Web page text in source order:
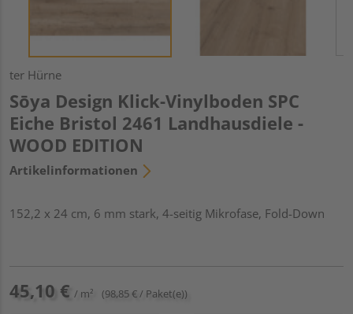
ter Hürne
Sōya Design Klick-Vinylboden SPC
Eiche Bristol 2461 Landhausdiele -
WOOD EDITION
Artikelinformationen
152,2 x 24 cm, 6 mm stark, 4-seitig Mikrofase, Fold-Down
45,10 € / m² (98,85 € / Paket(e))